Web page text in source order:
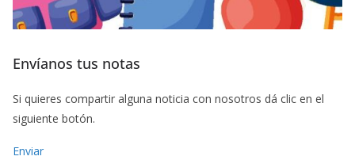
Envíanos tus notas
Si quieres compartir alguna noticia con nosotros dá clic en el
siguiente botón.
Enviar